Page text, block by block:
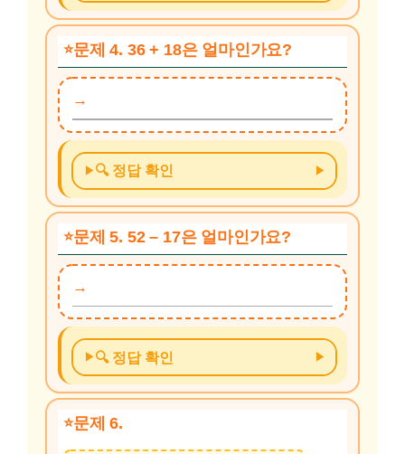
문제 4. 36 + 18은 얼마인가요?
🔍 정답 확인
문제 5. 52 – 17은 얼마인가요?
🔍 정답 확인
문제 6.